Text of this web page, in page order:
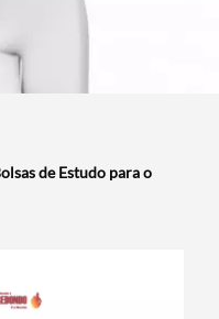
de Estudo para o